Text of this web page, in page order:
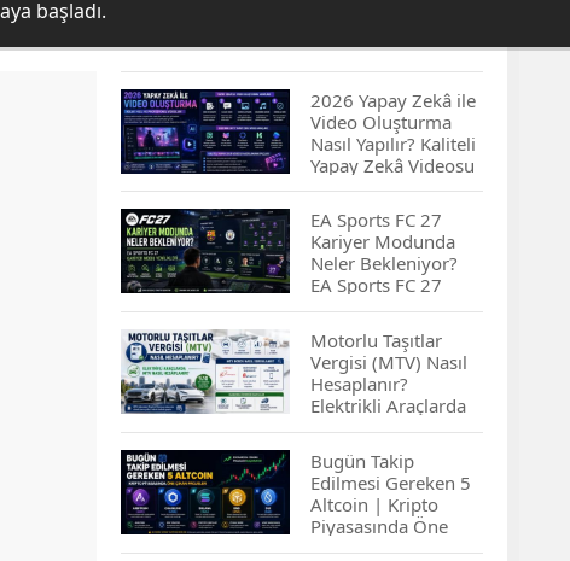
başladı.
2026 Yapay Zekâ ile
Video Oluşturma
Nasıl Yapılır? Kaliteli
Yapay Zekâ Videosu
Hazırlamanın
İpuçları...
EA Sports FC 27
Kariyer Modunda
Neler Bekleniyor?
EA Sports FC 27
Kariyer Modu
Yenilikleri…
Motorlu Taşıtlar
Vergisi (MTV) Nasıl
Hesaplanır?
Elektrikli Araçlarda
MTV Nasıl
Hesaplanır? MTV
Borcu Nasıl
Sorgulanır?
Bugün Takip
Edilmesi Gereken 5
Altcoin | Kripto
Piyasasında Öne
Çıkan Projeler